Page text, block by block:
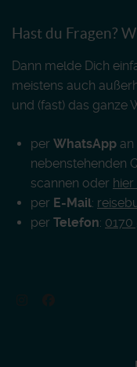
Hast du Fragen?
Dann melde Dich
meistens auch
und (fast) das ganze
per WhatsApp an
nebenstehenden
scannen oder
per E-Mail:
per Telefon: 0170